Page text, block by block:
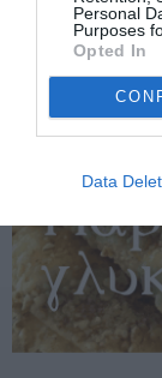
Personal
Purposes
Opted In
Data